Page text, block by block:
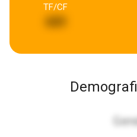
TF/CF
689